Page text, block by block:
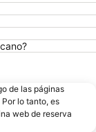
de las páginas
lo tanto, es
web de reserva